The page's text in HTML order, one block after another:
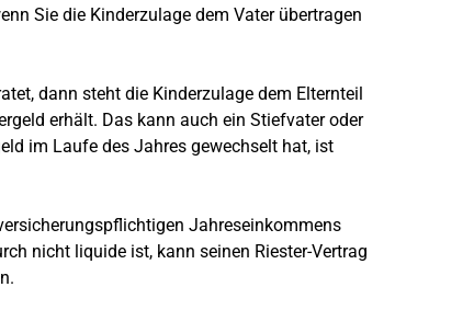
Sie die Kinderzulage dem Vater übertragen
dann steht die Kinderzulage dem Elternteil
erhält. Das kann auch ein Stiefvater oder
im Laufe des Jahres gewechselt hat, ist
Jahreseinkommens
nicht liquide ist, kann seinen Riester-Vertrag